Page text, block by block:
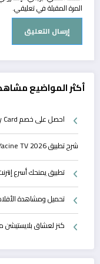
المرة المقبلة في تعليقي.
أكثر المواضيع
احصل على خصم RedotPay Card كوبونات حصرية
شرح تطبيق Yacine TV 2026 | طريقة تحميل وتثبيت واستخدام التطبيق خطوة بخطوة
تطبيق يمنحك أسرع
تحميل ومشاهدة الأفلام
كنز لعشاق بلايستيشن